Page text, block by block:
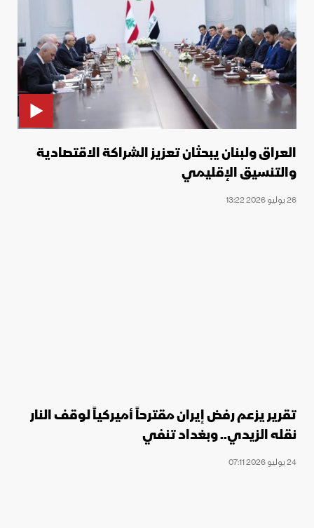
العراق ولبنان يبحثان تعزيز الشراكة الاقتصادية
والتنسيق الإقليمي
26 يوليو 2026 13:22
تقرير يزعم رفض إيران مقترحاً أميركياً لوقف النار
نقله الزيدي.. وبغداد تنفي
24 يوليو 2026 07:11